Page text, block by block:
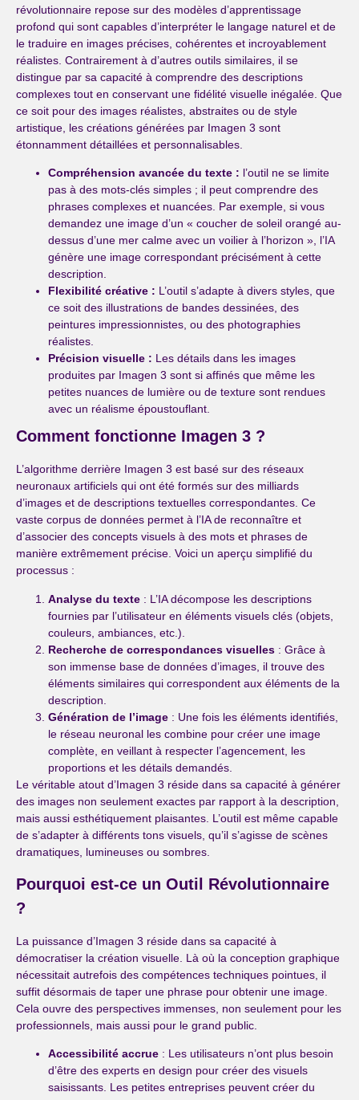
révolutionnaire repose sur des modèles d’apprentissage
profond qui sont capables d’interpréter le langage naturel et de
le traduire en images précises, cohérentes et incroyablement
réalistes. Contrairement à d’autres outils similaires, il se
distingue par sa capacité à comprendre des descriptions
complexes tout en conservant une fidélité visuelle inégalée. Que
ce soit pour des images réalistes, abstraites ou de style
artistique, les créations générées par Imagen 3 sont
étonnamment détaillées et personnalisables.
Compréhension avancée du texte : l’outil ne se limite
pas à des mots-clés simples ; il peut comprendre des
phrases complexes et nuancées. Par exemple, si vous
demandez une image d’un « coucher de soleil orangé au-
dessus d’une mer calme avec un voilier à l’horizon », l’IA
génère une image correspondant précisément à cette
description.
Flexibilité créative : L’outil s’adapte à divers styles, que
ce soit des illustrations de bandes dessinées, des
peintures impressionnistes, ou des photographies
réalistes.
Précision visuelle : Les détails dans les images
produites par Imagen 3 sont si affinés que même les
petites nuances de lumière ou de texture sont rendues
avec un réalisme époustouflant.
Comment fonctionne Imagen 3 ?
L’algorithme derrière Imagen 3 est basé sur des réseaux
neuronaux artificiels qui ont été formés sur des milliards
d’images et de descriptions textuelles correspondantes. Ce
vaste corpus de données permet à l’IA de reconnaître et
d’associer des concepts visuels à des mots et phrases de
manière extrêmement précise. Voici un aperçu simplifié du
processus :
Analyse du texte : L’IA décompose les descriptions
fournies par l’utilisateur en éléments visuels clés (objets,
couleurs, ambiances, etc.).
Recherche de correspondances visuelles : Grâce à
son immense base de données d’images, il trouve des
éléments similaires qui correspondent aux éléments de la
description.
Génération de l’image : Une fois les éléments identifiés,
le réseau neuronal les combine pour créer une image
complète, en veillant à respecter l’agencement, les
proportions et les détails demandés.
Le véritable atout d’Imagen 3 réside dans sa capacité à générer
des images non seulement exactes par rapport à la description,
mais aussi esthétiquement plaisantes. L’outil est même capable
de s’adapter à différents tons visuels, qu’il s’agisse de scènes
dramatiques, lumineuses ou sombres.
Pourquoi est-ce un Outil Révolutionnaire
?
La puissance d’Imagen 3 réside dans sa capacité à
démocratiser la création visuelle. Là où la conception graphique
nécessitait autrefois des compétences techniques pointues, il
suffit désormais de taper une phrase pour obtenir une image.
Cela ouvre des perspectives immenses, non seulement pour les
professionnels, mais aussi pour le grand public.
Accessibilité accrue : Les utilisateurs n’ont plus besoin
d’être des experts en design pour créer des visuels
saisissants. Les petites entreprises peuvent créer du